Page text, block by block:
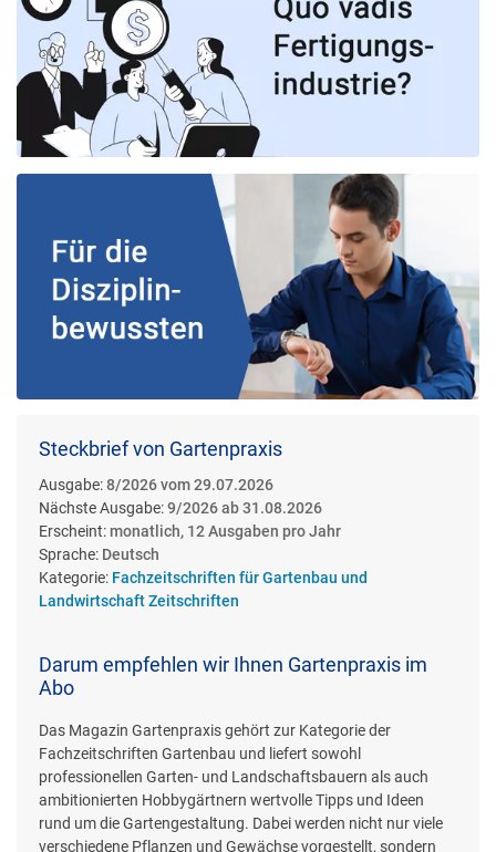
Steckbrief von Gartenpraxis
Ausgabe:8/2026 vom 29.07.2026
Nächste Ausgabe:9/2026 ab 31.08.2026
Erscheint: monatlich, 12 Ausgaben pro Jahr
Sprache: Deutsch
Kategorie: Fachzeitschriften für Gartenbau und
Landwirtschaft Zeitschriften
Darum empfehlen wir Ihnen Gartenpraxis im
Abo
Das Magazin Gartenpraxis gehört zur Kategorie der
Fachzeitschriften Gartenbau und liefert sowohl
professionellen Garten- und Landschaftsbauern als auch
ambitionierten Hobbygärtnern wertvolle Tipps und Ideen
rund um die Gartengestaltung. Dabei werden nicht nur viele
verschiedene Pflanzen und Gewächse vorgestellt, sondern